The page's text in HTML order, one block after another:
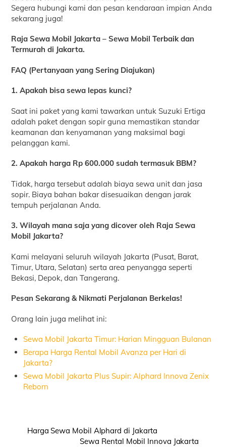
Segera hubungi kami dan pesan kendaraan impian Anda
sekarang juga!
Raja Sewa Mobil Jakarta – Sewa Mobil Terbaik dan
Termurah di Jakarta.
FAQ (Pertanyaan yang Sering Diajukan)
1. Apakah bisa sewa lepas kunci?
Saat ini paket yang kami tawarkan untuk Suzuki Ertiga
adalah paket dengan sopir guna memastikan standar
keamanan dan kenyamanan yang maksimal bagi
pelanggan kami.
2. Apakah harga Rp 600.000 sudah termasuk BBM?
Tidak, harga tersebut adalah biaya sewa unit dan jasa
sopir. Biaya bahan bakar disesuaikan dengan jarak
tempuh perjalanan Anda.
3. Wilayah mana saja yang dicover oleh Raja Sewa
Mobil Jakarta?
Kami melayani seluruh wilayah Jakarta (Pusat, Barat,
Timur, Utara, Selatan) serta area penyangga seperti
Bekasi, Depok, dan Tangerang.
Pesan Sekarang & Nikmati Perjalanan Berkelas!
Orang lain juga melihat ini:
Sewa Mobil Jakarta Timur: Harian Mingguan Bulanan
Berapa Harga Rental Mobil Avanza per Hari di
Jakarta?
Sewa Mobil Jakarta Plus Supir: Alphard Innova Zenix
Reborn
Harga Sewa Mobil Alphard di Jakarta
Sewa Rental Mobil Innova Jakarta